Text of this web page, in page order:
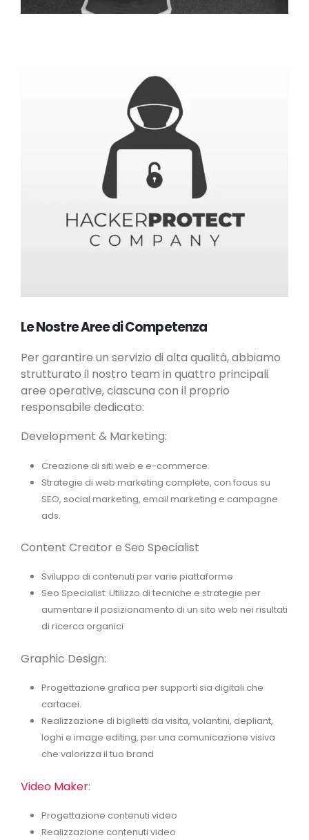
Le Nostre Aree di Competenza
Per garantire un servizio di alta qualità, abbiamo
strutturato il nostro team in quattro principali
aree operative, ciascuna con il proprio
responsabile dedicato:
Development & Marketing:
Creazione di siti web e e-commerce.
Strategie di web marketing complete, con focus su
SEO, social marketing, email marketing e campagne
ads.
Content Creator e Seo Specialist
Sviluppo di contenuti per varie piattaforme
Seo Specialist: Utilizzo di tecniche e strategie per
aumentare il posizionamento di un sito web nei risultati
di ricerca organici
Graphic Design:
Progettazione grafica per supporti sia digitali che
cartacei.
Realizzazione di biglietti da visita, volantini, depliant,
loghi e image editing, per una comunicazione visiva
che valorizza il tuo brand
Video Maker:
Progettazione contenuti video
Realizzazione contenuti video